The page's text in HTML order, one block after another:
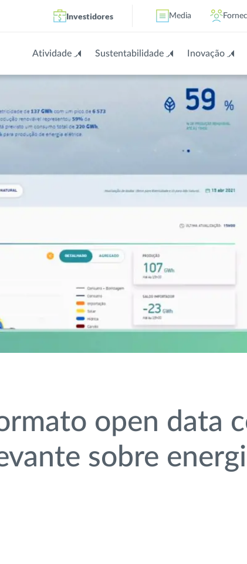
Investidores Media
Atividade Sustentabilidade Inovação
open data
sobre